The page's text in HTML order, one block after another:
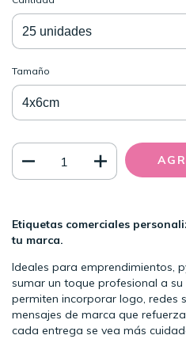
Tamaño
Etiquetas comerciales
tu marca.
Ideales para emprendimientos,
sumar un toque profesional a
permiten incorporar logo, redes
mensajes de marca que
cada entrega se vea más